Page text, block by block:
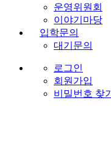
운영위원회
이야기마당
입학문의
대기문의
로그인
회원가입
비밀번호 찾기